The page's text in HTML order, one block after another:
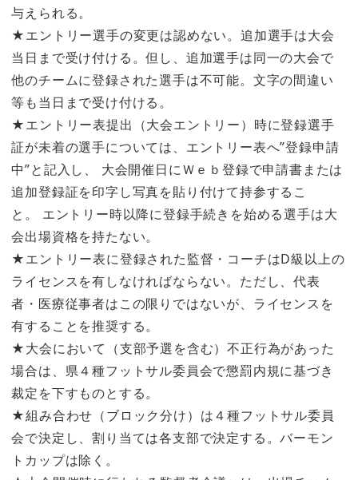
与えられる。
★エントリー選手の変更は認めない。追加選手は大会
当日まで受け付ける。但し、追加選手は同一の大会で
他のチームに登録された選手は不可能。文字の間違い
等も当日まで受け付ける。
★エントリー表提出（大会エントリー）時に登録選手
証が未着の選手については、エントリー表へ”登録申請
中”と記入し、 大会開催日にＷｅｂ登録で申請書または
追加登録証を印字し写真を貼り付けて持参するこ
と。 エントリー時以降に登録手続きを始める選手は大
会出場資格を持たない。
★エントリー表に登録された監督・コーチはD級以上の
ライセンスを有しなければならない。ただし、代表
者・医療従事者はこの限りではないが、ライセンスを
有することを推奨する。
★大会において（支部予選を含む）不正行為があった
場合は、県４種フットサル委員会で懲罰内規に基づき
裁定を下すものとする。
★組み合わせ（ブロック分け）は４種フットサル委員
会で決定し、割り当ては各支部で決定する。バーモン
トカップは除く。